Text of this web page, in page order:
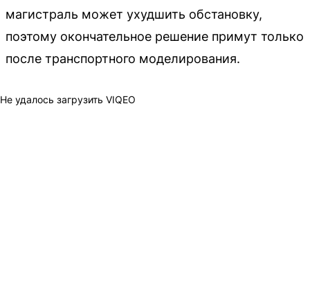
магистраль может ухудшить обстановку,
поэтому окончательное решение примут только
после транспортного моделирования.
Не удалось загрузить VIQEO